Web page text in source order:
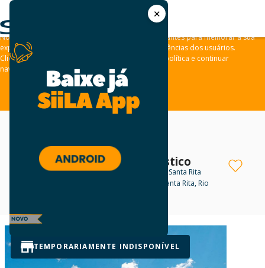
✕
As leis de privacidade dos usuários estão mudando e por isso nós
convidamos você a revisar a nossa
Nós usamos cookies e outras tecnologias semelhantes para melhorar a sua
experiência em nossos sites e lembrar das preferências dos usuários.
Clique em “aceitar” para concordar com a nossa política e continuar
navegando em nosso site.
ACEITAR
3SB Parque Logístico
Galpão para locação
em Nova Santa Rita
Estrada da Pedreira, s/n - Nova Santa Rita, Rio
TEMPORARIAMENTE INDISPONÍVEL